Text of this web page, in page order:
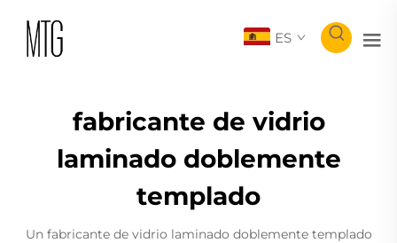
ES
fabricante de vidrio
laminado doblemente
templado
Un fabricante de vidrio laminado doblemente templado